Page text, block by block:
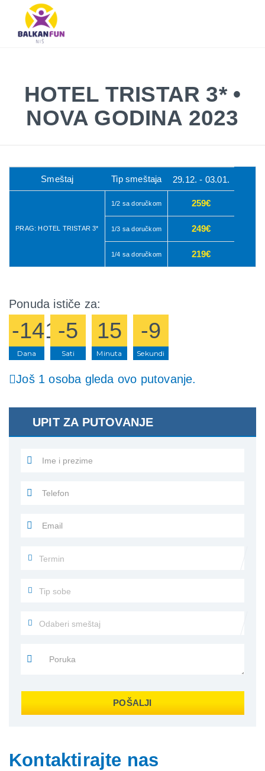
Travel
EVROPSKI
DESTINACIJE
KONTAKTIRAJTE
HOTEL TRISTAR 3* •
NOVA GODINA 2023
Smeštaj Tip smeštaja 29.12. - 03.01.
PRAG: HOTEL TRISTAR 3*
1/2 sa doručkom 259€
1/3 sa doručkom 249€
1/4 sa doručkom 219€
Ponuda ističe za:
-1415
Dana
-5
Sati
15
Minuta
-9
Sekundi
Još 1 osoba gleda ovo putovanje.
UPIT ZA PUTOVANJE
POŠALJI
Kontaktirajte nas